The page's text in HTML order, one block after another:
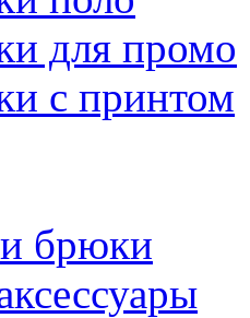
для промо
с принтом
брюки